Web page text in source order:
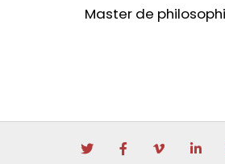
Master de